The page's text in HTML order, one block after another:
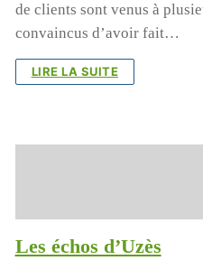
de clients sont venus à
convaincus d’avoir fait…
LIRE LA SUITE
Les échos d’Uzès